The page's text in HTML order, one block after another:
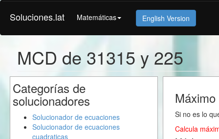
Soluciones.lat Matemáticas English Version
MCD de 31315 y 225
Si no es lo
Calcula
Categorías de
solucionadores
Solucionador de ecuaciones
Solucionador de ecuaciones
cuadraticas